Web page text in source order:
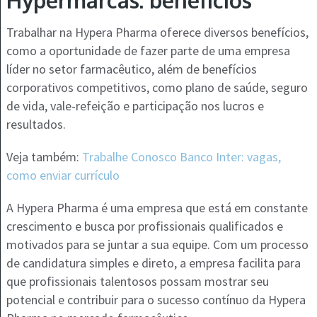
Trabalhar na Hypera Pharma oferece diversos benefícios,
como a oportunidade de fazer parte de uma empresa
líder no setor farmacêutico, além de benefícios
corporativos competitivos, como plano de saúde, seguro
de vida, vale-refeição e participação nos lucros e
resultados.
Veja também: Trabalhe Conosco Banco Inter: vagas,
como enviar currículo
A Hypera Pharma é uma empresa que está em constante
crescimento e busca por profissionais qualificados e
motivados para se juntar a sua equipe. Com um processo
de candidatura simples e direto, a empresa facilita para
que profissionais talentosos possam mostrar seu
potencial e contribuir para o sucesso contínuo da Hypera